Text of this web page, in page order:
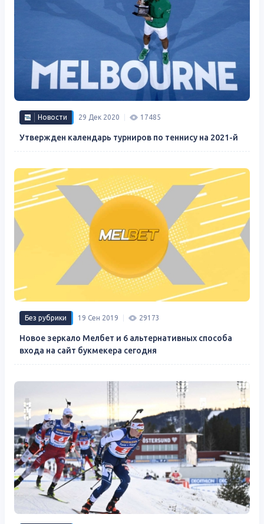
Новости 29 Дек 2020 17485
Утвержден календарь турниров по теннису на 2021-й
Без рубрики 19 Сен 2019 29173
Новое зеркало Мелбет и 6 альтернативных способа
входа на сайт букмекера сегодня